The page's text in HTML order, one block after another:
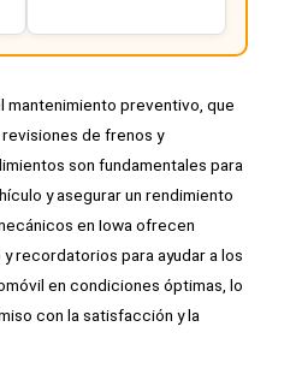
preventivo, que
de frenos y
son fundamentales para
y asegurar un rendimiento
en Iowa ofrecen
recordatorios para ayudar a los
en condiciones óptimas, lo
con la satisfacción y la